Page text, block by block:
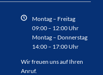
Montag – Freitag
09:00 – 12:00 Uhr
Montag – Donnerstag
14:00 – 17:00 Uhr
Wir freuen uns auf Ihren
Anruf.